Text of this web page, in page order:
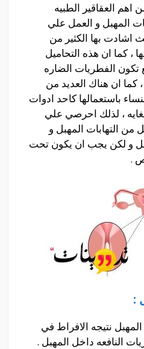
اهم العقاقير الطبيه
المهبل و العمل علي
اشادت بها الكثير من
، كما ان هذه التحاميل
تكون الفطريات الضاره
كما ان هناك العديد من
باستعمالها كاحد ادوات
، لذلك احرصي علي
من التهابات المهبل و
و لكن يجب ان يكون تحت
.
:
نتيجه الافراط في
النافعه داخل المهبل .